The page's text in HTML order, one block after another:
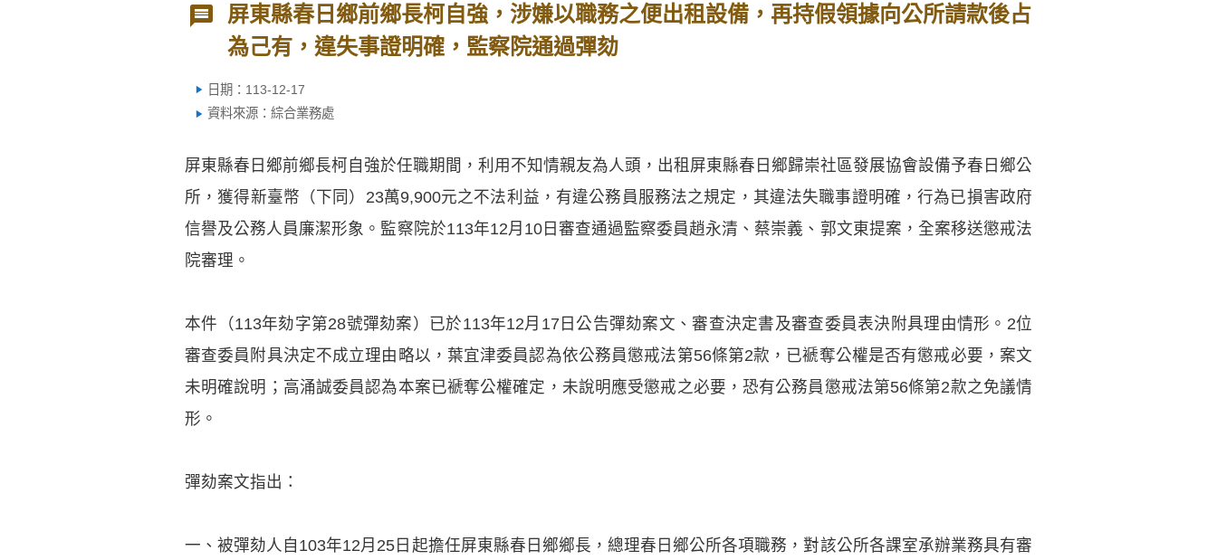
屏東縣春日鄉前鄉長柯自強，涉嫌以職務之便出租設備，再持假領據向公所請款後占
為己有，違失事證明確，監察院通過彈劾
日期：113-12-17
資料來源：綜合業務處
屏東縣春日鄉前鄉長柯自強於任職期間，利用不知情親友為人頭，出租屏東縣春日鄉歸崇社區發展協會設備予春日鄉公
所，獲得新臺幣（下同）23萬9,900元之不法利益，有違公務員服務法之規定，其違法失職事證明確，行為已損害政府
信譽及公務人員廉潔形象。監察院於113年12月10日審查通過監察委員趙永清、蔡崇義、郭文東提案，全案移送懲戒法
院審理。
本件（113年劾字第28號彈劾案）已於113年12月17日公告彈劾案文、審查決定書及審查委員表決附具理由情形。2位
審查委員附具決定不成立理由略以，葉宜津委員認為依公務員懲戒法第56條第2款，已褫奪公權是否有懲戒必要，案文
未明確說明；高涌誠委員認為本案已褫奪公權確定，未說明應受懲戒之必要，恐有公務員懲戒法第56條第2款之免議情
形。
彈劾案文指出：
一、被彈劾人自103年12月25日起擔任屏東縣春日鄉鄉長，總理春日鄉公所各項職務，對該公所各課室承辦業務具有審